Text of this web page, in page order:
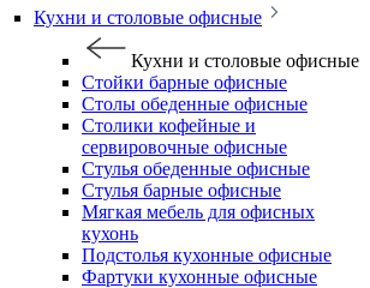
Кухни и столовые офисные
Кухни и столовые офисные
Стойки барные офисные
Столы обеденные офисные
Столики кофейные и
сервировочные офисные
Стулья обеденные офисные
Стулья барные офисные
Мягкая мебель для офисных
кухонь
Подстолья кухонные офисные
Фартуки кухонные офисные